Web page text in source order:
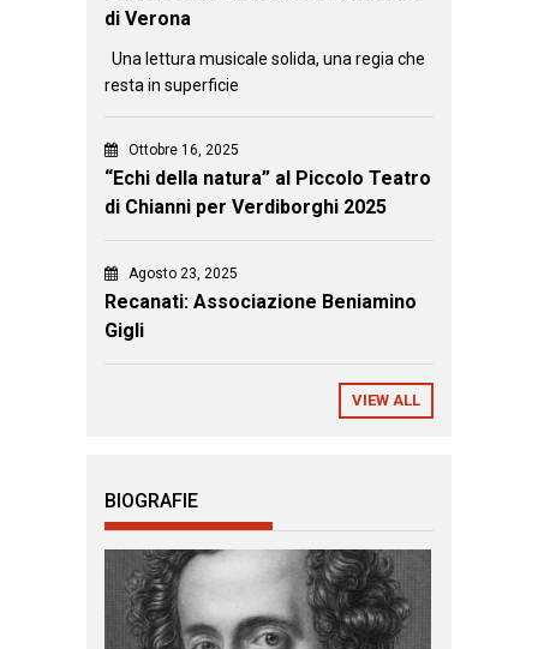
di Verona
Una lettura musicale solida, una regia che
resta in superficie
Ottobre 16, 2025
“Echi della natura” al Piccolo Teatro
di Chianni per Verdiborghi 2025
Agosto 23, 2025
Recanati: Associazione Beniamino
Gigli
VIEW ALL
BIOGRAFIE